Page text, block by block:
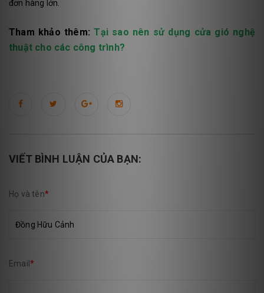
đơn hàng lớn.
Tham khảo thêm:Tại sao nên sử dụng cửa gió nghệ
thuật cho các công trình?
VIẾT BÌNH LUẬN CỦA BẠN:
Họ và tên*
Email *